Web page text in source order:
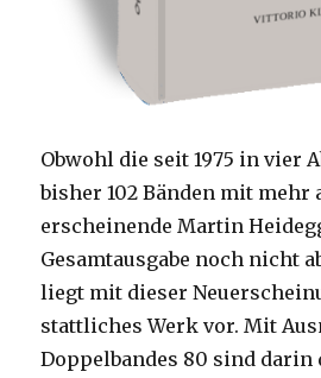
Obwohl die seit 1975 in vier
bisher 102 Bänden mit mehr
erscheinende Martin
Gesamtausgabe noch nicht
liegt mit dieser
stattliches Werk vor. Mit
Doppelbandes 80 sind darin